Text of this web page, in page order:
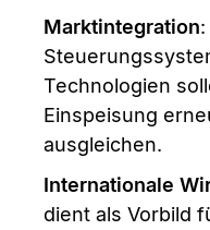
Marktintegration
Technologien
Einspeisung
ausgleichen.
Internationale
dient als Vorbild